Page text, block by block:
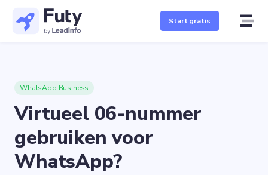
Start gratis
WhatsApp Business
Virtueel 06-nummer
gebruiken voor
WhatsApp?